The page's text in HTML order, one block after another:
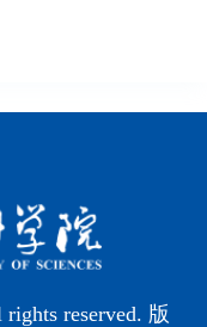
reserved. 版